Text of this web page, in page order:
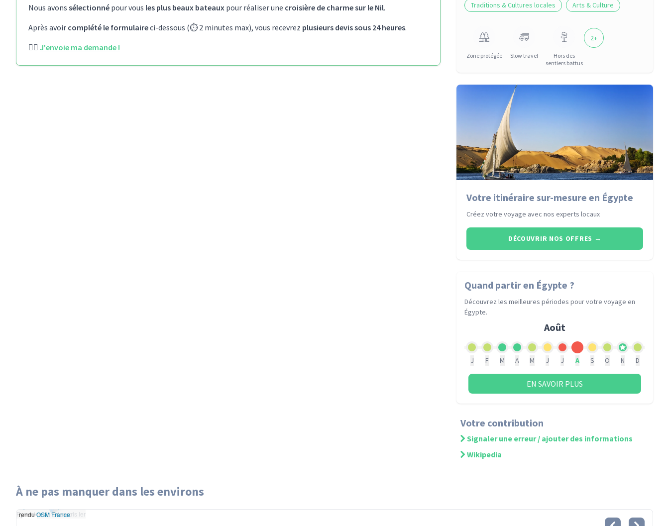
Nous avons sélectionné pour vous les plus beaux bateaux pour réaliser une croisière de charme sur le Nil.
Après avoir complété le formulaireci-dessous (⏱️ 2 minutes max), vous recevrez plusieurs devis sous 24 heures.
👉🏻 J'envoie ma demande !
Traditions & Cultures locales
Arts & Culture
Zone protégée Slow travel
Hors des
sentiers battus
2+
Votre itinéraire sur-mesure en Égypte
Créez votre voyage avec nos experts locaux
DÉCOUVRIR NOS OFFRES →
Quand partiren Égypte ?
Découvrez les meilleures périodes pour votre voyageen
Égypte.
Août
J F M A M J J A S O N D
EN SAVOIR PLUS
Votre contribution
Signaler une erreur / ajouter des informations
Wikipedia
À ne pas manquer dans les environs
Pyramide de Sésostris Ier
Leaflet données ©
renduOSM France
Pyramide de Sésostris Ier